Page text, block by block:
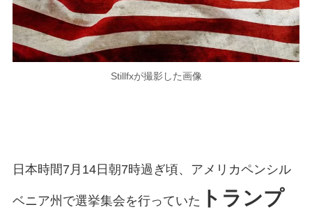
Stillfxが撮影した画像
日本時間7月14日朝7時過ぎ頃、アメリカペンシル
ベニア州で選挙集会を行っていた
トランプ